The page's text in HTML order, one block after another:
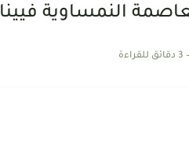
النمساوية فيينا
3 دقائق للقراءة